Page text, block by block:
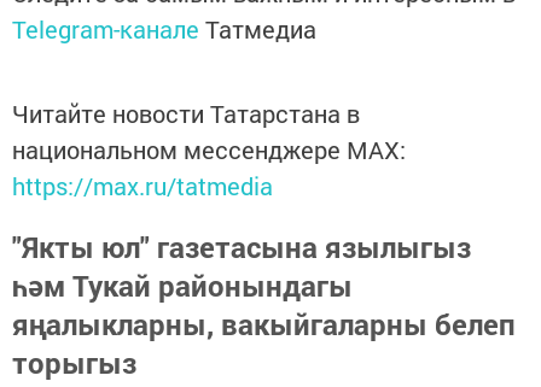
Telegram-канале Татмедиа
Читайте новости Татарстана в
национальном мессенджере MАХ:
https://max.ru/tatmedia
"Якты юл" газетасына язылыгыз
һәм Тукай районындагы
яңалыкларны, вакыйгаларны белеп
торыгыз